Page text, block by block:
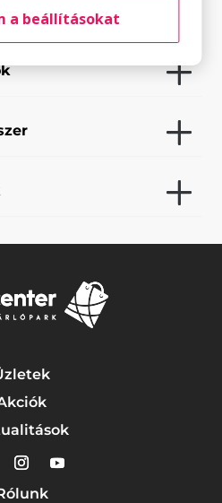
a beállításokat